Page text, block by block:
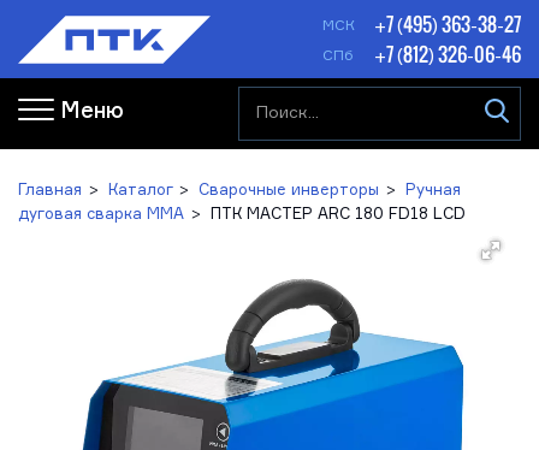
МСК +7 (495) 363-38-27
СПб +7 (812) 326-06-46
Меню
Главная Каталог Сварочные инверторы
Ручная
дуговая сварка MMA
ПТК МАСТЕР ARC 180 FD18 LCD